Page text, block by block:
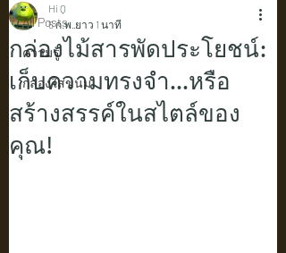
All Posts
ความรู้
กล่องใส่ขนม
กล่องไม้สารพัดประโยชน์:
เก็บความทรงจำ...หรือ
สร้างสรรค์ในสไตล์ของ
คุณ!
Hi Q
5 ก.พ. ยาว 1 นาที